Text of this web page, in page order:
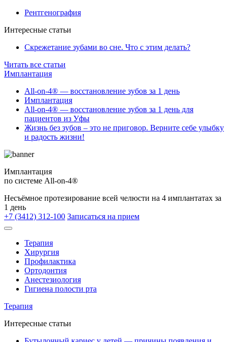
Рентгенография
Интересные статьи
Скрежетание зубами во сне. Что с этим делать?
Читать все статьи
Имплантация
All-on-4® — восстановление зубов за 1 день
Имплантация
All-on-4® — восстановление зубов за 1 день для
пациентов из Уфы
Жизнь без зубов – это не приговор. Верните себе улыбку
и радость жизни!
Имплантация
по системе All-on-4®
Несъёмное протезирование всей челюсти на 4 имплантатах за
1 день
+7 (3412) 312-100 Записаться на прием
Терапия
Хирургия
Профилактика
Ортодонтия
Анестезиология
Гигиена полости рта
Терапия
Интересные статьи